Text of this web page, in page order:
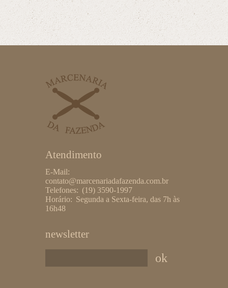
Atendimento
E-Mail:
contato@marcenariadafazenda.com.br
Telefones: (19) 3590-1997
Horário: Segunda a Sexta-feira, das 7h às
16h48
newsletter
ok